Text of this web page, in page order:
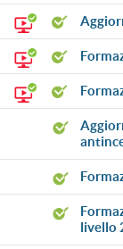
aggiornamento formazione per addetti
formazione per addetti antincendio in attivita' di
livello